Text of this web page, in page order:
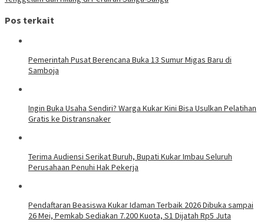
Pos terkait
Pemerintah Pusat Berencana Buka 13 Sumur Migas Baru di
Samboja
Ingin Buka Usaha Sendiri? Warga Kukar Kini Bisa Usulkan Pelatihan
Gratis ke Distransnaker
Terima Audiensi Serikat Buruh, Bupati Kukar Imbau Seluruh
Perusahaan Penuhi Hak Pekerja
Pendaftaran Beasiswa Kukar Idaman Terbaik 2026 Dibuka sampai
26 Mei, Pemkab Sediakan 7.200 Kuota, S1 Dijatah Rp5 Juta